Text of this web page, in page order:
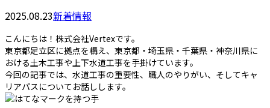
2025.08.23新着情報
こんにちは！株式会社Vertexです。
東京都足立区に拠点を構え、東京都・埼玉県・千葉県・神奈川県に
おける土木工事や上下水道工事を手掛けています。
今回の記事では、水道工事の重要性、職人のやりがい、そしてキャ
リアパスについてお話しします。